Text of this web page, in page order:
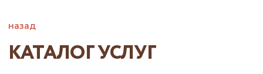
назад
КАТАЛОГ УСЛУГ